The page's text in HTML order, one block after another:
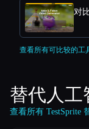
查看所有可比较的工
替代人工
查看所有 TestSprite